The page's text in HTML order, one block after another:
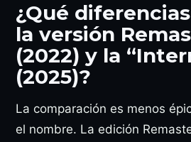
¿Qué
la versión
(2022) y la
(2025)?
La comparación es menos
el nombre. La edición